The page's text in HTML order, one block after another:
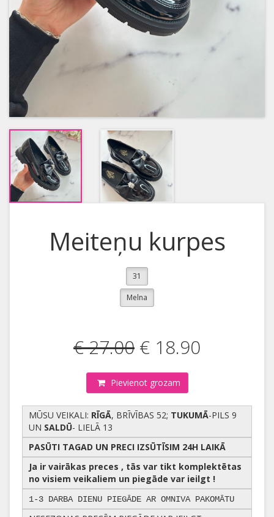
Meiteņu kurpes
31
Melna
€ 27.00 € 18.90
Pievienot grozam
MŪSU VEIKALI: RĪGĀ, BRĪVĪBAS 52; TUKUMĀ-PILS 9
UN SALDŪ- LIELĀ 13
PASŪTI TAGAD UN PRECI IZSŪTĪSIM 24H LAIKĀ
Ja ir vairākas preces , tās var tikt komplektētas
no visiem veikaliem un piegāde var ieilgt !
1-3 DARBA DIENU PIEGĀDE AR OMNIVA PAKOMĀTU